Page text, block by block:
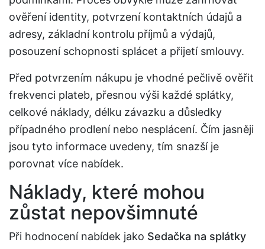
ověření identity, potvrzení kontaktních údajů a
adresy, základní kontrolu příjmů a výdajů,
posouzení schopnosti splácet a přijetí smlouvy.
Před potvrzením nákupu je vhodné pečlivě ověřit
frekvenci plateb, přesnou výši každé splátky,
celkové náklady, délku závazku a důsledky
případného prodlení nebo nesplácení. Čím jasněji
jsou tyto informace uvedeny, tím snazší je
porovnat více nabídek.
Náklady, které mohou
zůstat nepovšimnuté
Při hodnocení nabídek jako Sedačka na splátky